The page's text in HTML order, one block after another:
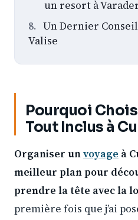
un resort à
Un Dernier
Valise
Pourquoi
Tout Inclus à
Organiser unvoyage à
meilleur plan pour
prendre la tête avec la
première fois que j’ai